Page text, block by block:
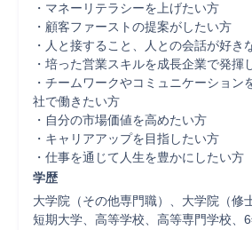
・マネーリテラシーを上げたい方
・顧客ファーストの提案がしたい方
・人と接すること、人との会話が好き
・培った営業スキルを成長企業で発揮
・チームワークやコミュニケーション
社で働きたい方
・自分の市場価値を高めたい方
・キャリアアップを目指したい方
・仕事を通じて人生を豊かにしたい方
学歴
大学院（その他専門職）、大学院（修
短期大学、高等学校、高等専門学校、